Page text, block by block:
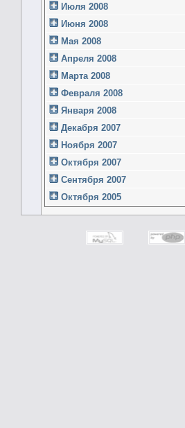
Июля 2008
Июня 2008
Мая 2008
Апреля 2008
Марта 2008
Февраля 2008
Января 2008
Декабря 2007
Ноября 2007
Октября 2007
Сентября 2007
Октября 2005